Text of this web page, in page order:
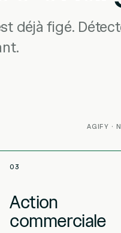
déjà figé.
AGIFY ·
03
Action
commerciale